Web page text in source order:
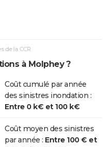
de la CCR
à Molphey ?
Coût cumulé par année
des sinistres inondation :
Entre 0 k€ et 100 k€
Coût moyen des sinistres
par année : Entre 100 € et